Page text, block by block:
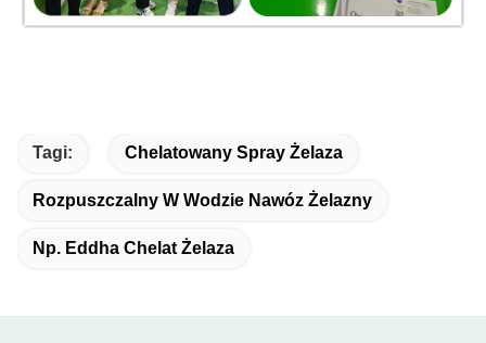
Tagi: Chelatowany Spray Żelaza
Rozpuszczalny W Wodzie Nawóz Żelazny
Np. Eddha Chelat Żelaza